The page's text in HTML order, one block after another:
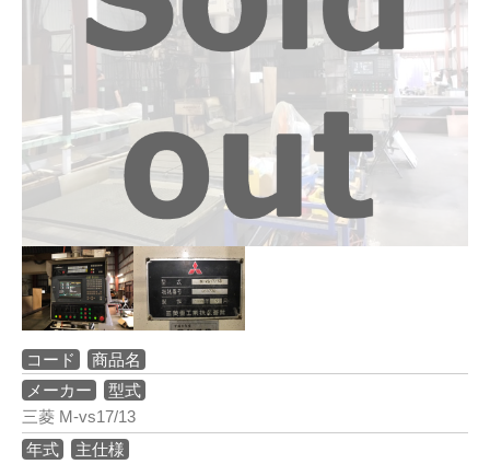
コード
商品名
メーカー
型式
三菱 M-vs17/13
年式
主仕様